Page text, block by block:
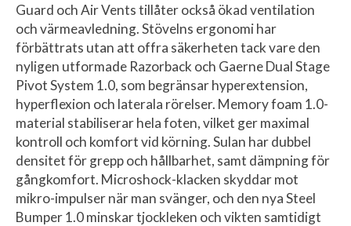
Guard och Air Vents tillåter också ökad ventilation
och värmeavledning. Stövelns ergonomi har
förbättrats utan att offra säkerheten tack vare den
nyligen utformade Razorback och Gaerne Dual Stage
Pivot System 1.0, som begränsar hyperextension,
hyperflexion och laterala rörelser. Memory foam 1.0-
material stabiliserar hela foten, vilket ger maximal
kontroll och komfort vid körning. Sulan har dubbel
densitet för grepp och hållbarhet, samt dämpning för
gångkomfort. Microshock-klacken skyddar mot
mikro-impulser när man svänger, och den nya Steel
Bumper 1.0 minskar tjockleken och vikten samtidigt